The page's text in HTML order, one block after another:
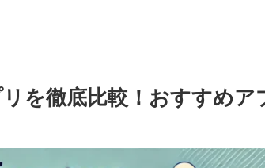
を徹底比較！おすすめア